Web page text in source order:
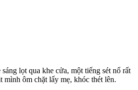
lọt qua khe cửa, một tiếng sét nổ rất
mình ôm chặt lấy mẹ, khóc thét lên.